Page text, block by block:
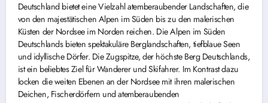
Deutschland bietet eine Vielzahl atemberaubender Landschaften, die
von den majestätischen Alpen im Süden bis zu den malerischen
Küsten der Nordsee im Norden reichen. Die Alpen im Süden
Deutschlands bieten spektakuläre Berglandschaften, tiefblaue Seen
und idyllische Dörfer. Die Zugspitze, der höchste Berg Deutschlands,
ist ein beliebtes Ziel für Wanderer und Skifahrer. Im Kontrast dazu
locken die weiten Ebenen an der Nordsee mit ihren malerischen
Deichen, Fischerdörfern und atemberaubenden